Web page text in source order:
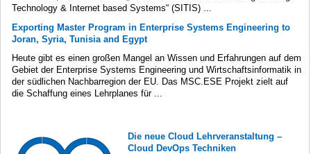
Technology & Internet based Systems“ (SITIS) ...
Exporting Master Program in Enterprise Systems Engineering to
Joran, Syria, Tunisia and Egypt
Heute gibt es einen großen Mangel an Wissen und Erfahrungen auf dem
Gebiet der Enterprise Systems Engineering und Wirtschaftsinformatik in
der südlichen Nachbarregion der EU. Das MSC.ESE Projekt zielt auf
die Schaffung eines Lehrplanes für ...
Die neue Cloud Lehrveranstaltung –
Cloud DevOps Techniken